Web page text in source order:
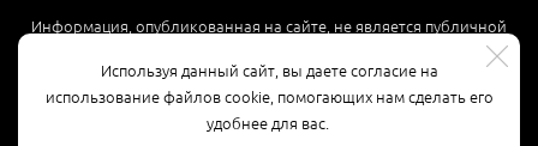
Используя данный сайт, вы даете согласие на
использование файлов cookie, помогающих нам сделать его
удобнее для вас.
Информация, опубликованная на сайте, не является публичной
офертой или рекламой, а носит информационный характер и
может быть изменена по усмотрению компании.